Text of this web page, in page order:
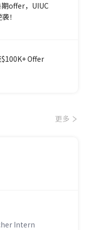
offer，UIUC
！
Offer
更多
Intern